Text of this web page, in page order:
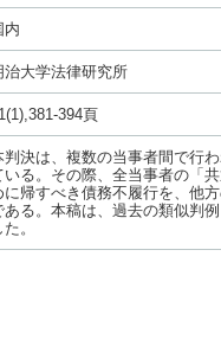
内
治大学法律研究所
394頁
判決は、複数の当事者間で行
いる。その際、全当事者の「
に帰すべき債務不履行を、他
ある。本稿は、過去の類似判
た。